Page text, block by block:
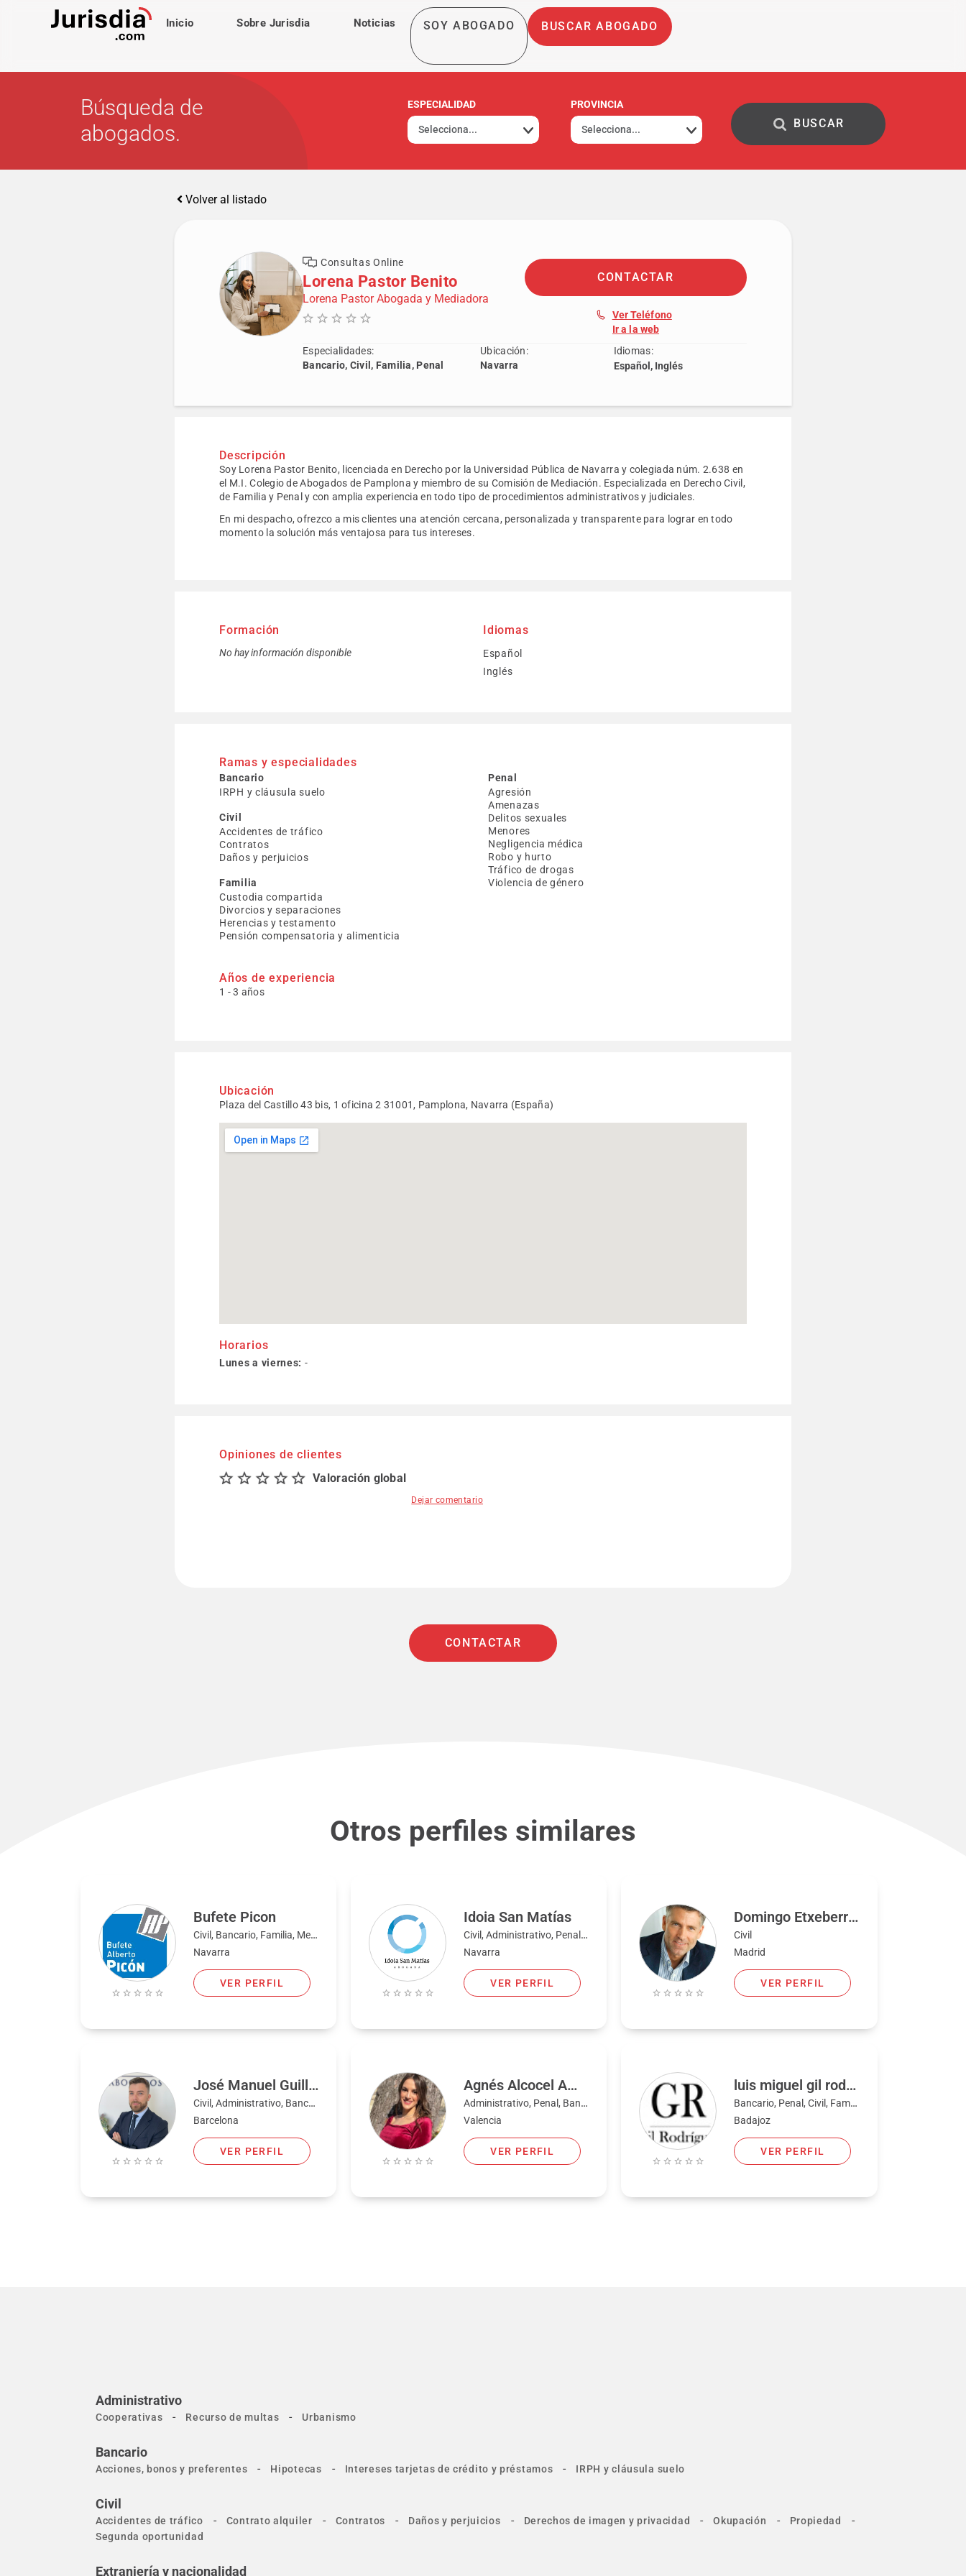
Inicio Sobre Jurisdia Noticias SOY ABOGADO BUSCAR ABOGADO
Búsqueda de
abogados.
ESPECIALIDAD PROVINCIA
Volver al listado
Consultas Online
Lorena Pastor Benito
Lorena Pastor Abogada y Mediadora
CONTACTAR
Ver Teléfono
Ir a la web
Especialidades:
Bancario, Civil, Familia, Penal
Ubicación:
Navarra
Idiomas:
Español, Inglés
Descripción
Soy Lorena Pastor Benito, licenciada en Derecho por la Universidad Pública de Navarra y colegiada núm. 2.638 en
el M.I. Colegio de Abogados de Pamplona y miembro de su Comisión de Mediación. Especializada en Derecho Civil,
de Familia y Penal y con amplia experiencia en todo tipo de procedimientos administrativos y judiciales.
En mi despacho, ofrezco a mis clientes una atención cercana, personalizada y transparente para lograr en todo
momento la solución más ventajosa para tus intereses.
Formación
No hay información disponible
Idiomas
Español
Inglés
Ramas y especialidades
Bancario
IRPH y cláusula suelo
Civil
Accidentes de tráfico
Contratos
Daños y perjuicios
Familia
Custodia compartida
Divorcios y separaciones
Herencias y testamento
Pensión compensatoria y alimenticia
Penal
Agresión
Amenazas
Delitos sexuales
Menores
Negligencia médica
Robo y hurto
Tráfico de drogas
Violencia de género
Años de experiencia
1 - 3 años
Ubicación
Plaza del Castillo 43 bis, 1 oficina 2 31001, Pamplona, Navarra (España)
Horarios
Lunes a viernes: -
Opiniones de clientes
Valoración global
Dejar comentario
CONTACTAR
Otros perfiles similares
Bufete Picon
Civil, Bancario, Familia, Mercantil, Fiscal
Navarra
VER PERFIL
Idoia San Matías
Civil, Administrativo, Penal, Familia
Navarra
VER PERFIL
Domingo Etxeberria
Civil
Madrid
VER PERFIL
José Manuel Guilló Buendía
Civil, Administrativo, Bancario, Familia, Fiscal, Penal
Barcelona
VER PERFIL
Agnés Alcocel Amat
Administrativo, Penal, Bancario, Civil, Familia, Laboral, Extranjería y nacionalidad
Valencia
VER PERFIL
luis miguel gil rodriguez
Bancario, Penal, Civil, Familia
Badajoz
VER PERFIL
Administrativo
Cooperativas - Recurso de multas - Urbanismo
Bancario
Acciones, bonos y preferentes - Hipotecas - Intereses tarjetas de crédito y préstamos - IRPH y cláusula suelo
Civil
Accidentes de tráfico - Contrato alquiler - Contratos - Daños y perjuicios - Derechos de imagen y privacidad - Okupación - Propiedad -
Segunda oportunidad
Extranjería y nacionalidad